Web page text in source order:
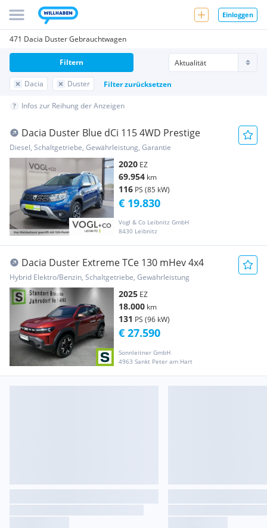
Einloggen
471 Dacia Duster Gebrauchtwagen
Dacia Duster Filter zurücksetzen
Filtern
Infos zur Reihung der Anzeigen
Dacia Duster Blue dCi 115 4WD Prestige
Diesel, Schaltgetriebe, Gewährleistung, Garantie
2020 EZ
69.954 km
116 PS (85 kW)
Vogl & Co Leibnitz GmbH
8430 Leibnitz
€ 19.830
Dacia Duster Extreme TCe 130 mHev 4x4
Hybrid Elektro/Benzin, Schaltgetriebe, Gewährleistung
2025 EZ
18.000 km
131 PS (96 kW)
Sonnleitner GmbH
4963 Sankt Peter am Hart
€ 27.590